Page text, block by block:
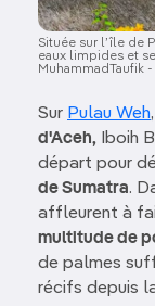
Située sur l’île de
eaux limpides et
MuhammadTaufik
Sur Pulau Weh
d'Aceh, Iboih
départ pour
de Sumatra.
affleurent à
multitude de
de palmes
récifs depuis